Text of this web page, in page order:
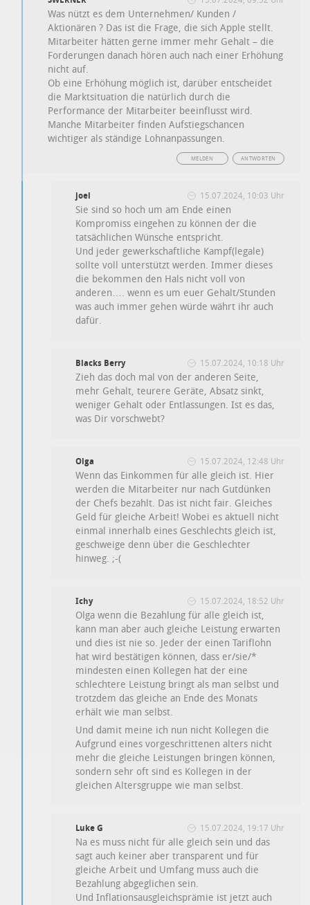
Was nützt es dem Unternehmen/ Kunden /
Aktionären ? Das ist die Frage, die sich Apple stellt.
Mitarbeiter hätten gerne immer mehr Gehalt – die
Forderungen danach hören auch nach einer Erhöhung
nicht auf.
Ob eine Erhöhung möglich ist, darüber entscheidet
die Marktsituation die natürlich durch die
Performance der Mitarbeiter beeinflusst wird.
Manche Mitarbeiter finden Aufstiegschancen
wichtiger als ständige Lohnanpassungen.
ANTWORTEN
MELDEN
joel 15.07.2024, 10:03 Uhr
Sie sind so hoch um am Ende einen
Kompromiss eingehen zu können der die
tatsächlichen Wünsche entspricht.
Und jeder gewerkschaftliche Kampf(legale)
sollte voll unterstützt werden. Immer dieses
die bekommen den Hals nicht voll von
anderen…. wenn es um euer Gehalt/Stunden
was auch immer gehen würde währt ihr auch
dafür.
Blacks Berry 15.07.2024, 10:18 Uhr
Zieh das doch mal von der anderen Seite,
mehr Gehalt, teurere Geräte, Absatz sinkt,
weniger Gehalt oder Entlassungen. Ist es das,
was Dir vorschwebt?
Olga 15.07.2024, 12:48 Uhr
Wenn das Einkommen für alle gleich ist. Hier
werden die Mitarbeiter nur nach Gutdünken
der Chefs bezahlt. Das ist nicht fair. Gleiches
Geld für gleiche Arbeit! Wobei es aktuell nicht
einmal innerhalb eines Geschlechts gleich ist,
geschweige denn über die Geschlechter
hinweg. ;-(
Ichy 15.07.2024, 18:52 Uhr
Olga wenn die Bezahlung für alle gleich ist,
kann man aber auch gleiche Leistung erwarten
und dies ist nie so. Jeder der einen Tariflohn
hat wird bestätigen können, dass er/sie/*
mindesten einen Kollegen hat der eine
schlechtere Leistung bringt als man selbst und
trotzdem das gleiche an Ende des Monats
erhält wie man selbst.
Und damit meine ich nun nicht Kollegen die
Aufgrund eines vorgeschrittenen alters nicht
mehr die gleiche Leistungen bringen können,
sondern sehr oft sind es Kollegen in der
gleichen Altersgruppe wie man selbst.
Luke G 15.07.2024, 19:17 Uhr
Na es muss nicht für alle gleich sein und das
sagt auch keiner aber transparent und für
gleiche Arbeit und Umfang muss auch die
Bezahlung abgeglichen sein.
Und Inflationsausgleichsprämie ist jetzt auch